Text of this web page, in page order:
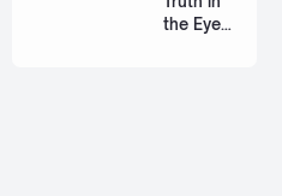
of Thorns
[Romaniz
the Eyes